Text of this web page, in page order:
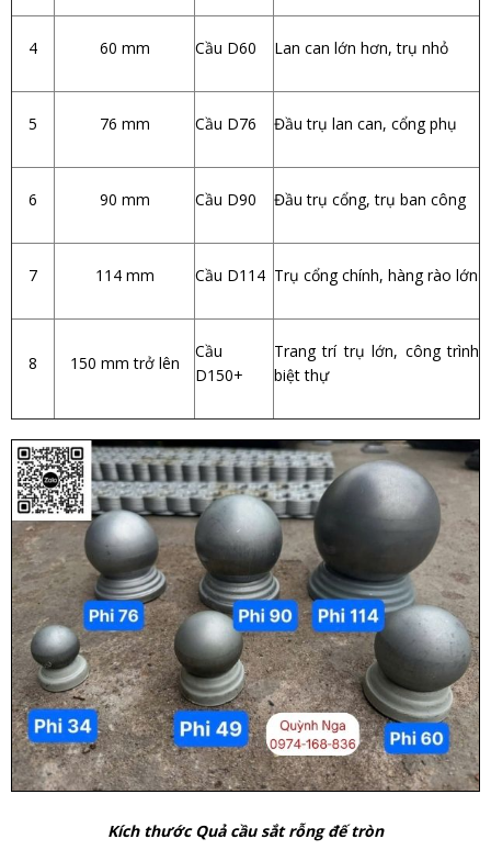
4 60 mm Cầu D60 Lan can lớn hơn, trụ nhỏ
5 76 mm Cầu D76 Đầu trụ lan can, cổng phụ
6 90 mm Cầu D90 Đầu trụ cổng, trụ ban công
7 114 mm Cầu D114 Trụ cổng chính, hàng rào lớn
8 150 mm trở lên
Cầu
D150+
Trang trí trụ lớn, công trình
biệt thự
Kích thước Quả cầu sắt rỗng đế tròn